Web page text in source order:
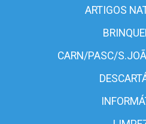
ARTIGOS
CARN/PASC/